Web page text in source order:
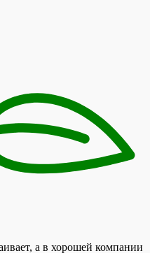
а в хорошей компании